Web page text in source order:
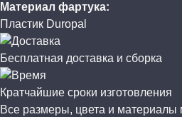
Материал фартука:
Пластик Duropal
Бесплатная доставка и сборка
Кратчайшие сроки изготовления
Все размеры, цвета и